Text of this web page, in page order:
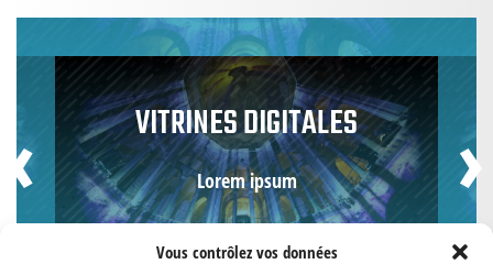
Vous contrôlez vos données
VITRINES DIGITALES
Lorem ipsum
‹ ›